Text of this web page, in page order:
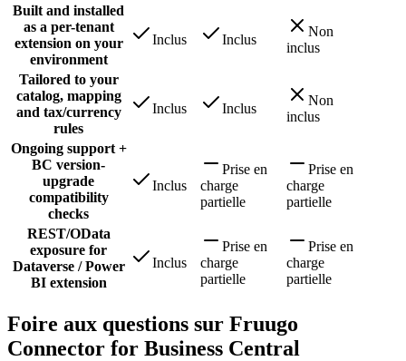
Built and installed
as a per-tenant
extension on your
environment
Inclus Inclus
Non
inclus
Tailored to your
catalog, mapping
and tax/currency
rules
Inclus Inclus
Non
inclus
Ongoing support +
BC version-
upgrade
compatibility
checks
Inclus
Prise en
charge
partielle
Prise en
charge
partielle
REST/OData
exposure for
Dataverse / Power
BI extension
Inclus
Prise en
charge
partielle
Prise en
charge
partielle
Foire aux questions sur Fruugo
Connector for Business Central